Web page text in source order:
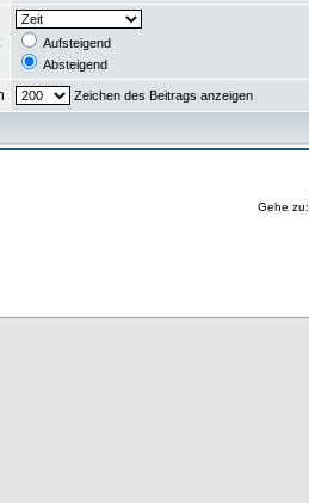
Aufsteigend
Absteigend
Zeichen des Beitrags anzeigen
Gehe zu: